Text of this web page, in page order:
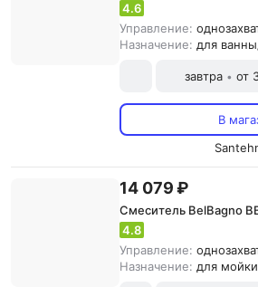
4.6
Управление:
Назначение: для
завтра • от
В
14 079 ₽
Смеситель BelBagno
4.8
Управление:
Назначение: для мойки